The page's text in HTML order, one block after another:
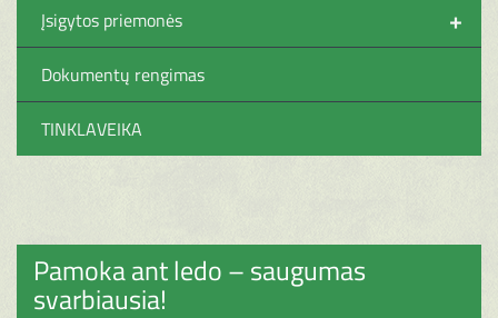
+
Įsigytos priemonės
Dokumentų rengimas
TINKLAVEIKA
Pamoka ant ledo – saugumas
svarbiausia!